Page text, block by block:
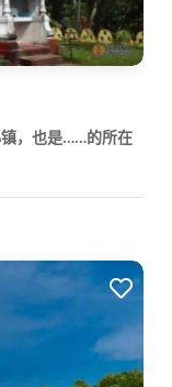
，也是……的所在